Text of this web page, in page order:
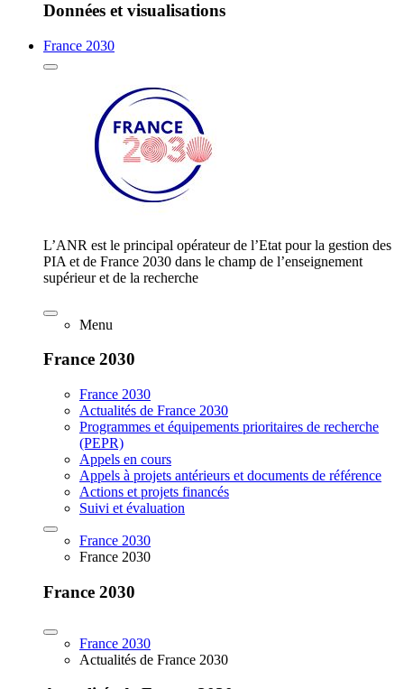
Données et visualisations
France 2030
L’ANR est le principal opérateur de l’Etat pour la gestion des
PIA et de France 2030 dans le champ de l’enseignement
supérieur et de la recherche
Menu
France 2030
France 2030
Actualités de France 2030
Programmes et équipements prioritaires de recherche
(PEPR)
Appels en cours
Appels à projets antérieurs et documents de référence
Actions et projets financés
Suivi et évaluation
France 2030
France 2030
France 2030
France 2030
Actualités de France 2030